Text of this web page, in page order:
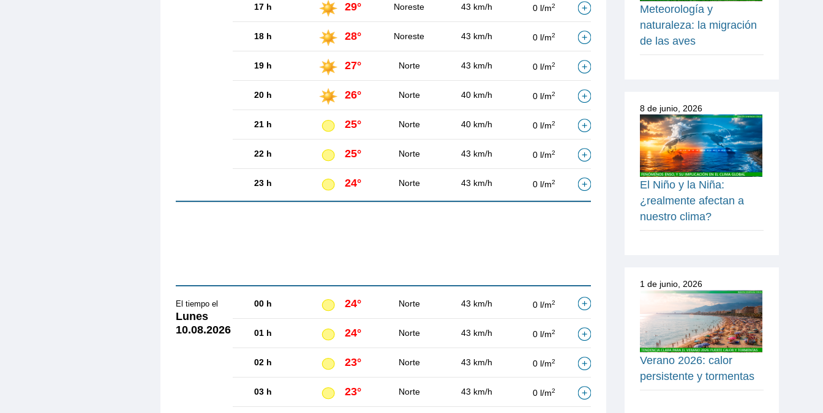
17 h 29° Noreste 43 km/h 0 l/m2
18 h 28° Noreste 43 km/h 0 l/m2
19 h 27° Norte 43 km/h 0 l/m2
20 h 26° Norte 40 km/h 0 l/m2
21 h 25° Norte 40 km/h 0 l/m2
22 h 25° Norte 43 km/h 0 l/m2
23 h 24° Norte 43 km/h 0 l/m2
El tiempo el
Lunes
10.08.2026
00 h 24° Norte 43 km/h 0 l/m2
01 h 24° Norte 43 km/h 0 l/m2
02 h 23° Norte 43 km/h 0 l/m2
03 h 23° Norte 43 km/h 0 l/m2
Meteorología y
naturaleza: la migración
de las aves
8 de junio, 2026
El Niño y la Niña:
¿realmente afectan a
nuestro clima?
1 de junio, 2026
Verano 2026: calor
persistente y tormentas